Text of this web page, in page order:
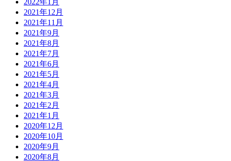
2021年12月
2021年11月
2021年9月
2021年8月
2021年7月
2021年6月
2021年5月
2021年4月
2021年3月
2021年2月
2021年1月
2020年12月
2020年10月
2020年9月
2020年8月